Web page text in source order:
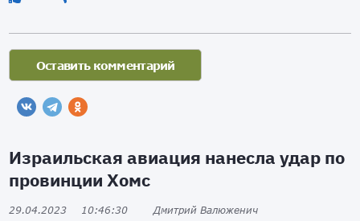
Израильская авиация нанесла удар по
провинции Хомс
29.04.2023 10:46:30 Дмитрий Валюженич